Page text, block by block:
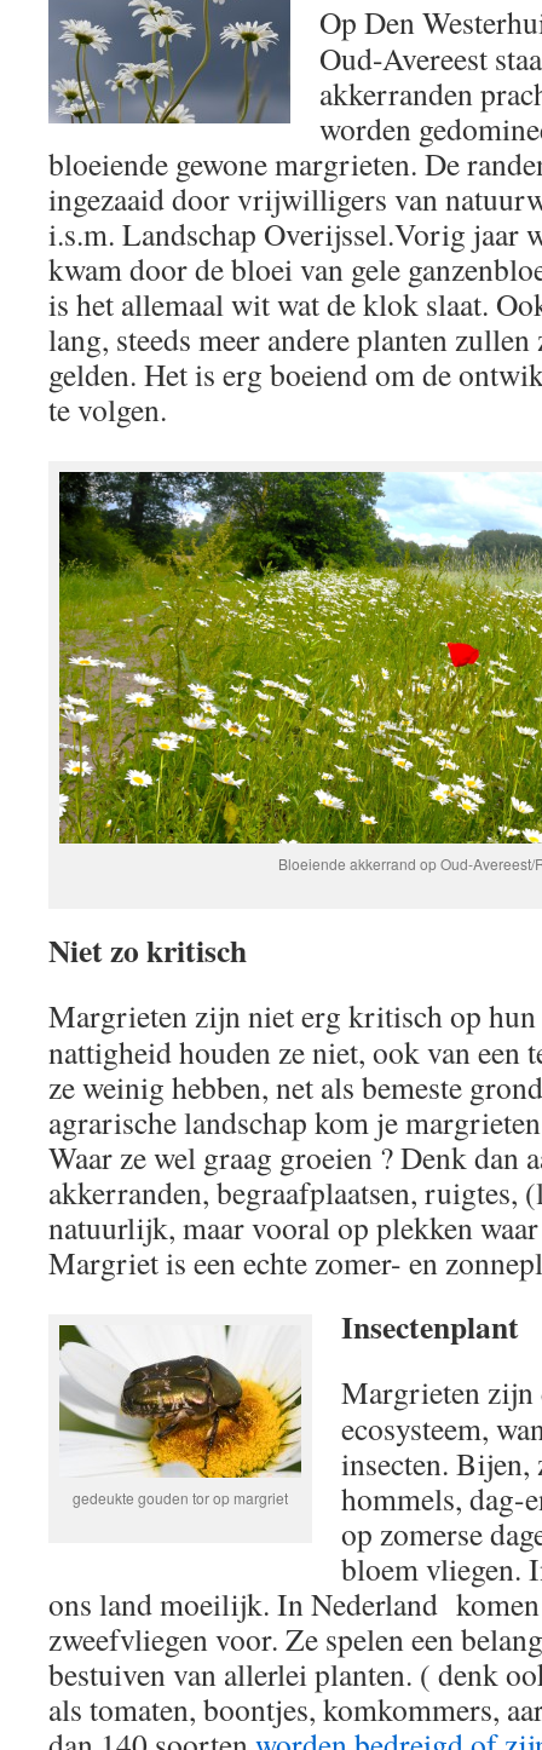
Op Den
Oud-Avereest
akkerranden
worden
bloeiende gewone margrieten. De
ingezaaid door vrijwilligers van
i.s.m. Landschap Overijssel.Vorig jaar
kwam door de bloei van gele
is het allemaal wit wat de klok slaat.
lang, steeds meer andere planten
gelden. Het is erg boeiend om de
te volgen.
Bloeiende akkerrand op Oud-Avereest/
Niet zo kritisch
Margrieten zijn niet erg kritisch op hun
nattigheid houden ze niet, ook van een
ze weinig hebben, net als bemeste
agrarische landschap kom je
Waar ze wel graag groeien ? Denk dan
akkerranden, begraafplaatsen, ruigtes,
natuurlijk, maar vooral op plekken
Margriet is een echte zomer- en
gedeukte gouden tor op margriet
Insectenplant
Margrieten zijn
ecosysteem,
insecten. Bijen,
hommels, dag-
op zomerse
bloem vliegen.
ons land moeilijk. In Nederland
zweefvliegen voor. Ze spelen een
bestuiven van allerlei planten. ( denk
als tomaten, boontjes, komkommers,